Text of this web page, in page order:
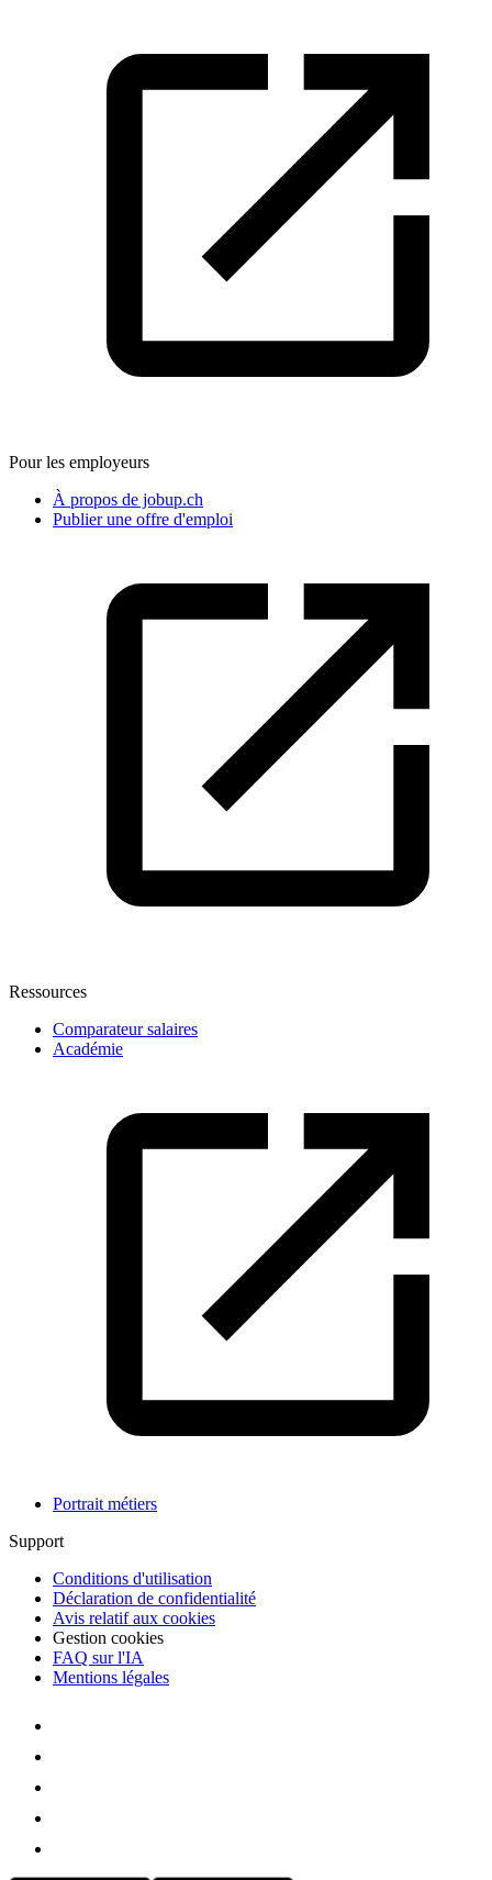
Pour les employeurs
À propos de jobup.ch
Publier une offre d'emploi
Ressources
Comparateur salaires
Académie
Portrait métiers
Support
Conditions d'utilisation
Déclaration de confidentialité
Avis relatif aux cookies
Gestion cookies
FAQ sur l'IA
Mentions légales